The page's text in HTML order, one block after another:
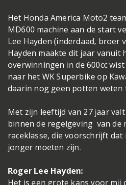
Het Honda America Moto2
MD600 machine aan de start
Lee Hayden (inderdaad, broer
Hayden maakte dit jaar vanuit
overwinningen in de 600cc
naar het WK Superbike op
daarin nog geen potten weten
Met zijn leeftijd van 27 jaar
binnen de regelgeving van de
raceklasse, die voorschrijft
jonger moeten zijn.
Roger Lee Hayden:
Het is een grote kans voor mij